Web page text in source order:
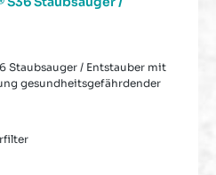
Staubsauger / Entstauber mit
gesundheitsgefährdender